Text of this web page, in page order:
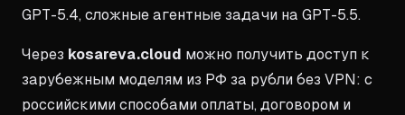
GPT-5.4, сложные агентные задачи на GPT-5.5.
Через kosareva.cloud можно получить доступ к
зарубежным моделям из РФ за рубли без VPN: с
российскими способами оплаты, договором и